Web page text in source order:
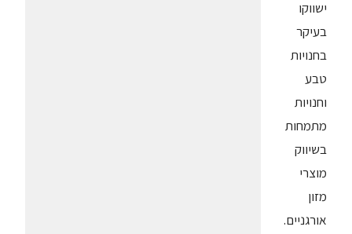
ישווקו
בעיקר
בחנויות
טבע
וחנויות
מתמחות
בשיווק
מוצרי
מזון
אורגניים.